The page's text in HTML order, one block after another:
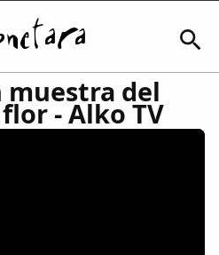
muestra del
- Alko TV